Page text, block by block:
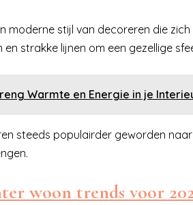
moderne stijl van decoreren die
strakke lijnen om een gezellige
Warmte en Energie in je
steeds populairder geworden
woon trends voor